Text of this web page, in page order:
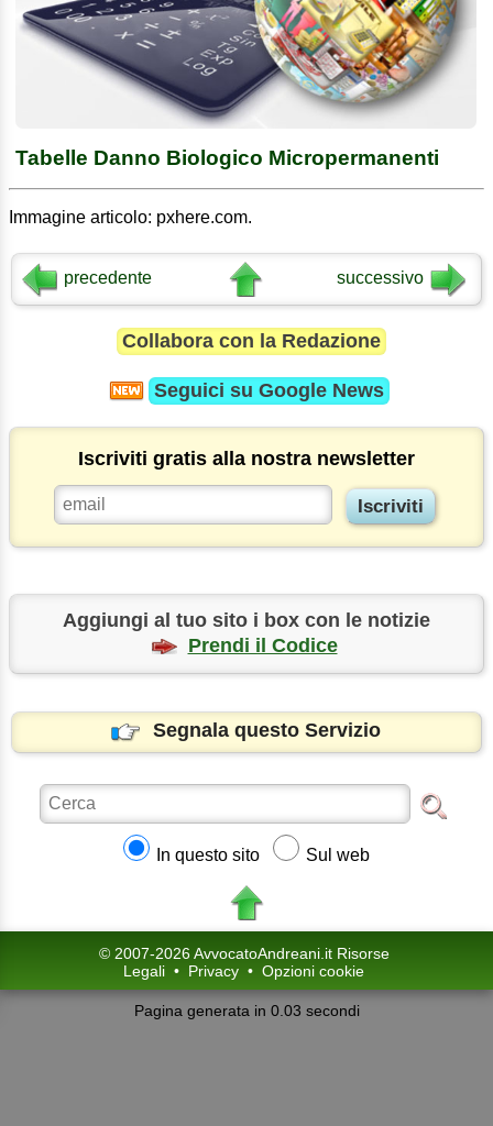
Tabelle Danno Biologico Micropermanenti
Immagine articolo: pxhere.com.
precedente successivo
Collabora con la Redazione
Seguici su Google News
Iscriviti gratis alla nostra newsletter
Aggiungi al tuo sito i box con le notizie
Prendi il Codice
Segnala questo Servizio
In questo sito Sul web
© 2007-2026 AvvocatoAndreani.it Risorse
Legali • Privacy • Opzioni cookie
Pagina generata in 0.03 secondi